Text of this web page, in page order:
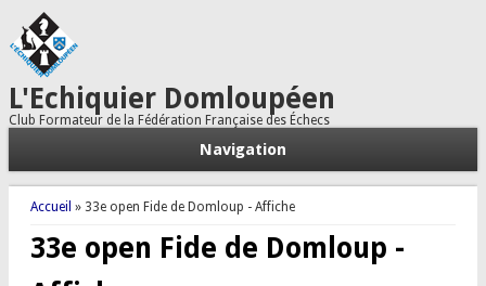
L'Echiquier Domloupéen
Club Formateur de la Fédération Française des Échecs
Navigation
Vous êtes ici
Accueil » 33e open Fide de Domloup - Affiche
33e open Fide de Domloup -